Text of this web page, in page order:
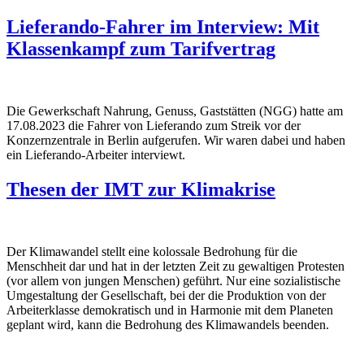
Lieferando-Fahrer im Interview: Mit
Klassenkampf zum Tarifvertrag
Die Gewerkschaft Nahrung, Genuss, Gaststätten (NGG) hatte am
17.08.2023 die Fahrer von Lieferando zum Streik vor der
Konzernzentrale in Berlin aufgerufen. Wir waren dabei und haben
ein Lieferando-Arbeiter interviewt.
Thesen der IMT zur Klimakrise
Der Klimawandel stellt eine kolossale Bedrohung für die
Menschheit dar und hat in der letzten Zeit zu gewaltigen Protesten
(vor allem von jungen Menschen) geführt. Nur eine sozialistische
Umgestaltung der Gesellschaft, bei der die Produktion von der
Arbeiterklasse demokratisch und in Harmonie mit dem Planeten
geplant wird, kann die Bedrohung des Klimawandels beenden.